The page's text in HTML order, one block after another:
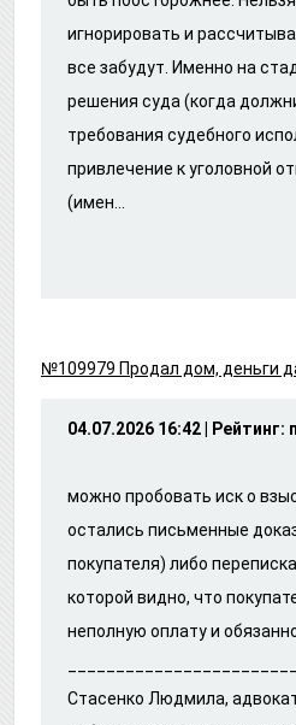
игнорировать и
все забудут. Именно на
решения суда (когда
требования судебного
привлечение к уголовной
(имен...
№109979 Продал дом, деньги
04.07.2026 16:42 | Рейтинг:
можно пробовать иск о
остались письменные
покупателя) либо
которой видно, что
неполную оплату и
Стасенко Людмила,